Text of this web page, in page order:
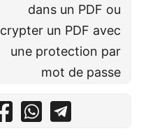
dans un PDF ou
crypter un PDF avec
une protection par
mot de passe